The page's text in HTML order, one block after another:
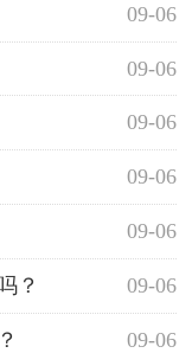
09-06
09-06
09-06
09-06
09-06
09-06
？
09-06